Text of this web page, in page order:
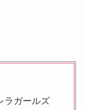
ラガールズ